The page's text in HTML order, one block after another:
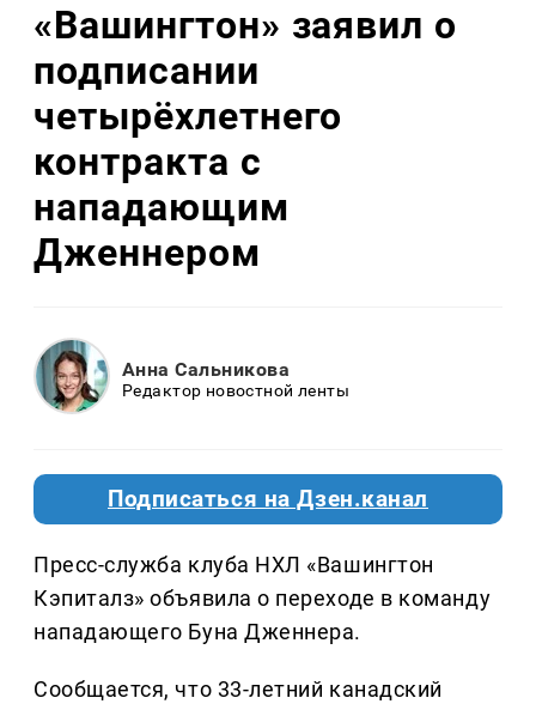
«Вашингтон» заявил о
подписании
четырёхлетнего
контракта с
нападающим
Дженнером
Анна Сальникова
Редактор новостной ленты
Подписаться на Дзен.канал
Пресс-служба клуба НХЛ «Вашингтон
Кэпиталз» объявила о переходе в команду
нападающего Буна Дженнера.
Сообщается, что 33-летний канадский